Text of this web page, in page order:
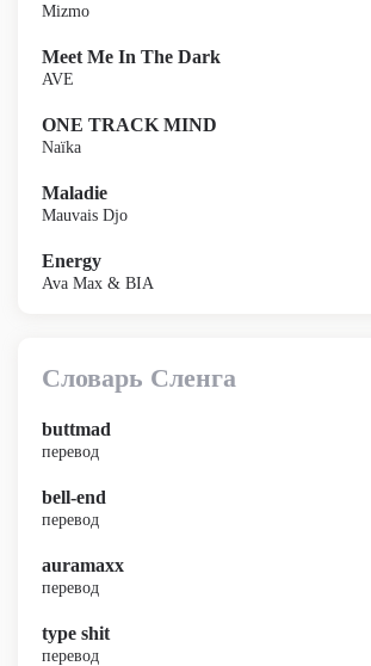
Mizmo
Meet Me In The Dark
AVE
ONE TRACK MIND
Naïka
Maladie
Mauvais Djo
Energy
Ava Max & BIA
Словарь Сленга
buttmad
перевод
bell-end
перевод
auramaxx
перевод
type shit
перевод